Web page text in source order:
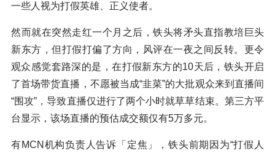
一些人视为打假英雄、正义使者。
然而就在突然走红一个月之后，铁头将矛头直指教培巨头
新东方，但打假打偏了方向，风评在一夜之间反转。更令
观众感觉套路深的是，在打假新东方的10天后，铁头开启
了首场带货直播，不愿被当成“韭菜”的大批观众来到直播间
“围攻”，导致直播仅进行了两个小时就草草结束。第三方平
台显示，该场直播的预估成交额仅有5万多元。
有MCN机构负责人告诉「定焦」，铁头前期因为“打假人